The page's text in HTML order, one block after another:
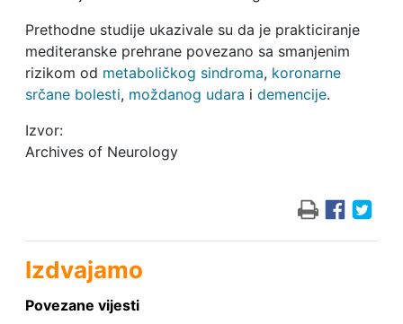
Prethodne studije ukazivale su da je prakticiranje
mediteranske prehrane povezano sa smanjenim
rizikom od metaboličkog sindroma, koronarne
srčane bolesti, moždanog udara i demencije.
Izvor:
Archives of Neurology
Izdvajamo
Povezane vijesti